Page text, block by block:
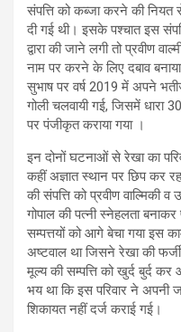
संपत्ति को कब्जा करने की नियत
दी गई थी। इसके पश्चात इस
द्वारा की जाने लगी तो प्रवीण
नाम पर करने के लिए दबाव
सुभाष पर वर्ष 2019 में अपने
गोली चलवायी गई, जिसमें धारा
पर पंजीकृत कराया गया ।
इन दोनों घटनाओं से रेखा का
कहीं अज्ञात स्थान पर छिप कर
की संपत्ति को प्रवीण वाल्मिकी
गोपाल की पत्नी स्नेहलता बनाकर
सम्पत्तयों को आगे बेचा गया इस
अष्टवाल था जिसने रेखा की
मूल्य की सम्पत्ति को खुर्द बुर्द
भय था कि इस परिवार ने अपनी
शिकायत नहीं दर्ज कराई गई।